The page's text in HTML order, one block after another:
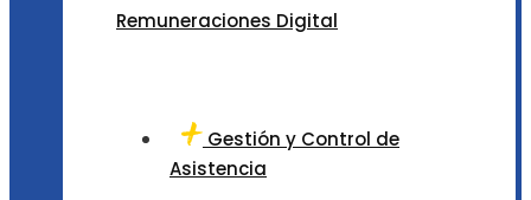
Remuneraciones Digital
Gestión y Control de
Asistencia